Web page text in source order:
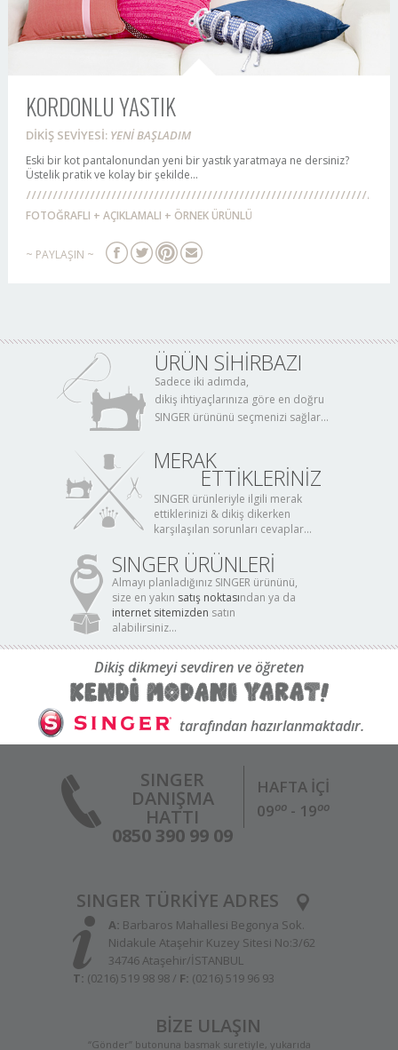
KORDONLU YASTIK
DİKİŞ SEVİYESİ: YENİ BAŞLADIM
Eski bir kot pantalonundan yeni bir yastık yaratmaya ne dersiniz?
Üstelik pratik ve kolay bir şekilde...
FOTOĞRAFLI + AÇIKLAMALI + ÖRNEK ÜRÜNLÜ
~ PAYLAŞIN ~
ÜRÜN SİHİRBAZI
Sadece iki adımda,
dikiş ihtiyaçlarınıza göre en doğru
SINGER ürününü seçmenizi sağlar...
MERAK
ETTİKLERİNİZ
SINGER ürünleriyle ilgili merak
ettiklerinizi & dikiş dikerken
karşılaşılan sorunları cevaplar...
SINGER ÜRÜNLERİ
Almayı planladığınız SINGER ürününü,
size en yakın satış noktasından ya da
internet sitemizden satın
alabilirsiniz...
Dikiş dikmeyi sevdiren ve öğreten
tarafından hazırlanmaktadır.
SINGER
DANIŞMA
HATTI
0850 390 99 09
HAFTA İÇİ
09oo- 19oo
SINGER TÜRKİYE ADRES
A: Barbaros Mahallesi Begonya Sok.
Nidakule Ataşehir Kuzey Sitesi No:3/62
34746 Ataşehir/İSTANBUL
T: (0216) 519 98 98 / F: (0216) 519 96 93
BİZE ULAŞIN
“Gönder” butonuna basmak suretiyle, yukarıda